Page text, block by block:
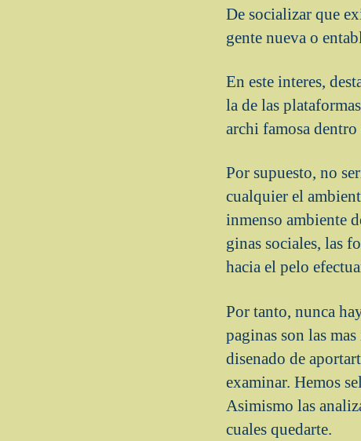
De socializar que
gente nueva o
En este interes,
la de las
archi famosa
Por supuesto, no
cualquier el
inmenso ambiente
ginas sociales, las
hacia el pelo
Por tanto, nunca
paginas son las
disenado de
examinar. Hemos
Asimismo las
cuales quedarte.